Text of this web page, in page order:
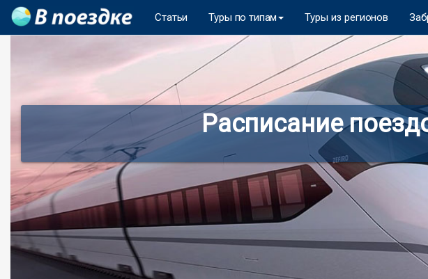
Статьи Туры по типам Туры из регионов
Расписание